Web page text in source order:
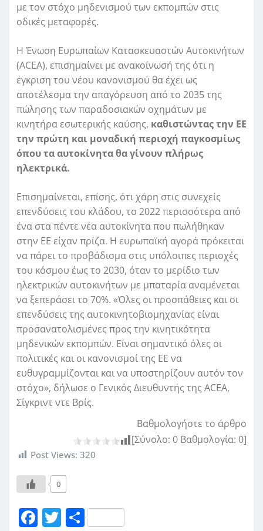
με τον στόχο μηδενισμού των εκπομπών στις
οδικές μεταφορές.
Η Ένωση Ευρωπαίων Κατασκευαστών Αυτοκινήτων
(ACEA), επισημαίνει με ανακοίνωσή της ότι η
έγκριση του νέου κανονισμού θα έχει ως
αποτέλεσμα την απαγόρευση από το 2035 της
πώλησης των παραδοσιακών οχημάτων με
κινητήρα εσωτερικής καύσης, καθιστώντας την ΕΕ
την πρώτη και μοναδική περιοχή παγκοσμίως
όπου τα αυτοκίνητα θα γίνουν πλήρως
ηλεκτρικά.
Επισημαίνεται, επίσης, ότι χάρη στις συνεχείς
επενδύσεις του κλάδου, το 2022 περισσότερα από
ένα στα πέντε νέα αυτοκίνητα που πωλήθηκαν
στην ΕΕ είχαν πρίζα. Η ευρωπαϊκή αγορά πρόκειται
να πάρει το προβάδισμα στις υπόλοιπες περιοχές
του κόσμου έως το 2030, όταν το μερίδιο των
ηλεκτρικών αυτοκινήτων με μπαταρία αναμένεται
να ξεπεράσει το 70%. «Όλες οι προσπάθειες και οι
επενδύσεις της αυτοκινητοβιομηχανίας είναι
προσανατολισμένες προς την κινητικότητα
μηδενικών εκπομπών. Είναι σημαντικό όλες οι
πολιτικές και οι κανονισμοί της ΕΕ να
ευθυγραμμίζονται και να υποστηρίζουν αυτόν τον
στόχο», δήλωσε ο Γενικός Διευθυντής της ACEA,
Σίγκριντ ντε Βρίς.
Βαθμολογήστε το άρθρο
[Σύνολο: 0 Βαθμολογία: 0]
Post Views: 320
0
F T Μ